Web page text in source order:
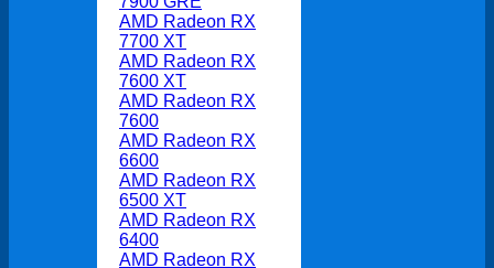
AMD Radeon RX
7700 XT
AMD Radeon RX
7600 XT
AMD Radeon RX
7600
AMD Radeon RX
6600
AMD Radeon RX
6500 XT
AMD Radeon RX
6400
AMD Radeon RX